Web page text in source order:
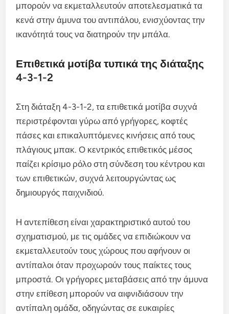
μπορούν να εκμεταλλευτούν αποτελεσματικά τα
κενά στην άμυνα του αντιπάλου, ενισχύοντας την
ικανότητά τους να διατηρούν την μπάλα.
Επιθετικά μοτίβα τυπικά της διάταξης
4-3-1-2
Στη διάταξη 4-3-1-2, τα επιθετικά μοτίβα συχνά
περιστρέφονται γύρω από γρήγορες, κοφτές
πάσες και επικαλυπτόμενες κινήσεις από τους
πλάγιους μπακ. Ο κεντρικός επιθετικός μέσος
παίζει κρίσιμο ρόλο στη σύνδεση του κέντρου και
των επιθετικών, συχνά λειτουργώντας ως
δημιουργός παιχνιδιού.
Η αντεπίθεση είναι χαρακτηριστικό αυτού του
σχηματισμού, με τις ομάδες να επιδιώκουν να
εκμεταλλευτούν τους χώρους που αφήνουν οι
αντίπαλοι όταν προχωρούν τους παίκτες τους
μπροστά. Οι γρήγορες μεταβάσεις από την άμυνα
στην επίθεση μπορούν να αιφνιδιάσουν την
αντίπαλη ομάδα, οδηγώντας σε ευκαιρίες